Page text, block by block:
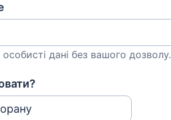
дані без вашого дозволу.